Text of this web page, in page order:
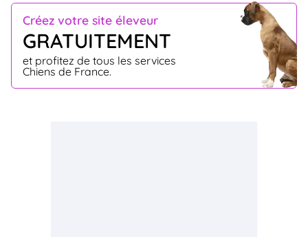
Créez votre site éleveur
GRATUITEMENT
et profitez de tous les services
Chiens de France.